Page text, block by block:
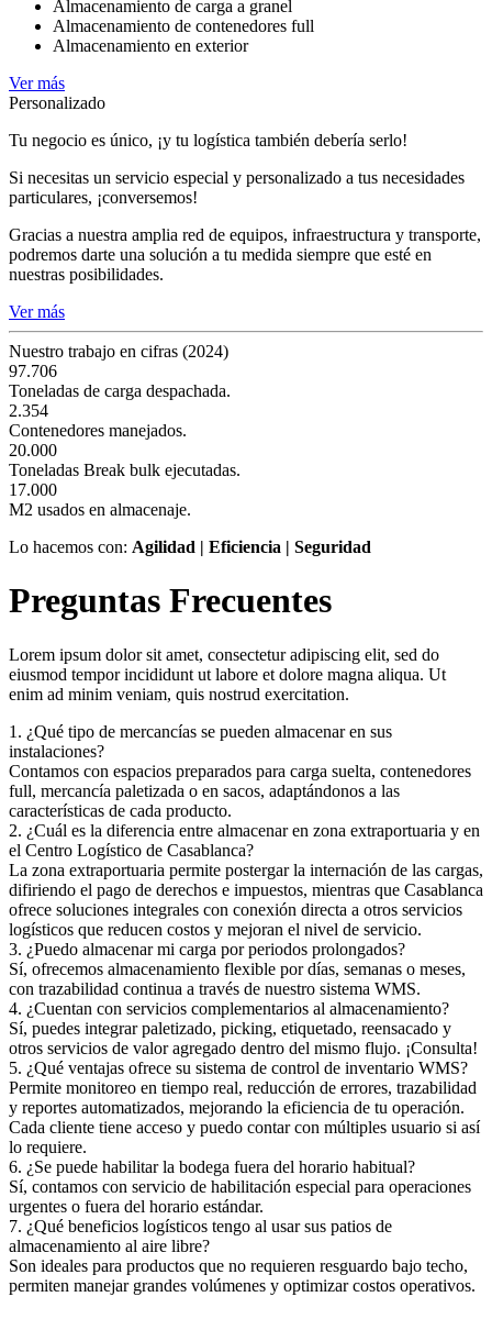
Almacenamiento de carga a granel
Almacenamiento de contenedores full
Almacenamiento en exterior
Ver más
Personalizado
Tu negocio es único, ¡y tu logística también debería serlo!
Si necesitas un servicio especial y personalizado a tus necesidades
particulares, ¡conversemos!
Gracias a nuestra amplia red de equipos, infraestructura y transporte,
podremos darte una solución a tu medida siempre que esté en
nuestras posibilidades.
Ver más
Nuestro trabajo en cifras (2024)
97.706
Toneladas de carga despachada.
2.354
Contenedores manejados.
20.000
Toneladas Break bulk ejecutadas.
17.000
M2 usados en almacenaje.
Lo hacemos con: Agilidad | Eficiencia | Seguridad
Preguntas Frecuentes
Lorem ipsum dolor sit amet, consectetur adipiscing elit, sed do
eiusmod tempor incididunt ut labore et dolore magna aliqua. Ut
enim ad minim veniam, quis nostrud exercitation.
1. ¿Qué tipo de mercancías se pueden almacenar en sus
instalaciones?
Contamos con espacios preparados para carga suelta, contenedores
full, mercancía paletizada o en sacos, adaptándonos a las
características de cada producto.
2. ¿Cuál es la diferencia entre almacenar en zona extraportuaria y en
el Centro Logístico de Casablanca?
La zona extraportuaria permite postergar la internación de las cargas,
difiriendo el pago de derechos e impuestos, mientras que Casablanca
ofrece soluciones integrales con conexión directa a otros servicios
logísticos que reducen costos y mejoran el nivel de servicio.
3. ¿Puedo almacenar mi carga por periodos prolongados?
Sí, ofrecemos almacenamiento flexible por días, semanas o meses,
con trazabilidad continua a través de nuestro sistema WMS.
4. ¿Cuentan con servicios complementarios al almacenamiento?
Sí, puedes integrar paletizado, picking, etiquetado, reensacado y
otros servicios de valor agregado dentro del mismo flujo. ¡Consulta!
5. ¿Qué ventajas ofrece su sistema de control de inventario WMS?
Permite monitoreo en tiempo real, reducción de errores, trazabilidad
y reportes automatizados, mejorando la eficiencia de tu operación.
Cada cliente tiene acceso y puedo contar con múltiples usuario si así
lo requiere.
6. ¿Se puede habilitar la bodega fuera del horario habitual?
Sí, contamos con servicio de habilitación especial para operaciones
urgentes o fuera del horario estándar.
7. ¿Qué beneficios logísticos tengo al usar sus patios de
almacenamiento al aire libre?
Son ideales para productos que no requieren resguardo bajo techo,
permiten manejar grandes volúmenes y optimizar costos operativos.